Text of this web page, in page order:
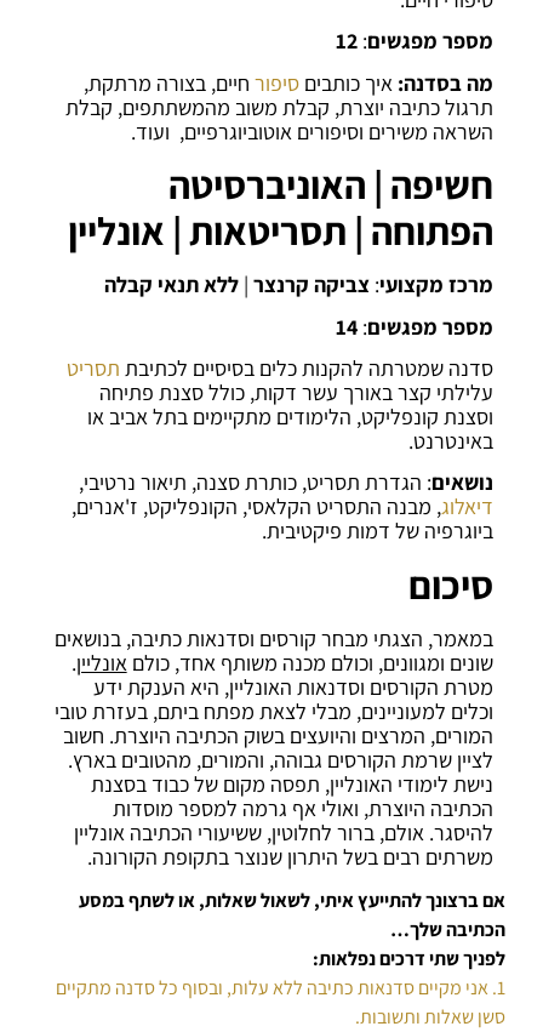
מספר מפגשים:
12
מה בסדנה:איך כותביםסיפור חיים, בצורה מרתקת,
תרגול כתיבה יוצרת, קבלת משוב מהמשתתפים, קבלת
השראה משירים וסיפורים אוטוביוגרפיים, ועוד.
חשיפה | האוניברסיטה
הפתוחה | תסריטאות | אונליין
מרכז מקצועי:צביקה קרנצר | ללא תנאי קבלה
מספר מפגשים:
14
סדנה שמטרתה להקנות כלים בסיסיים לכתיבת תסריט
עלילתי קצר באורך עשר דקות, כולל סצנת פתיחה
וסצנת קונפליקט, הלימודים מתקיימים בתל אביב או
באינטרנט.
נושאים: הגדרת תסריט, כותרת סצנה, תיאור נרטיבי,
דיאלוג, מבנה התסריט הקלאסי, הקונפליקט, ז'אנרים,
ביוגרפיה של דמות פיקטיבית.
סיכום
במאמר, הצגתי מבחר קורסים וסדנאות כתיבה, בנושאים
שונים ומגוונים, וכולם מכנה משותף אחד, כולםאונליין.
מטרת הקורסים וסדנאות האונליין, היא הענקת ידע
וכלים למעוניינים, מבלי לצאת מפתח ביתם, בעזרת טובי
המורים, המרצים והיועצים בשוק הכתיבה היוצרת. חשוב
לציין שרמת הקורסים גבוהה, והמורים, מהטובים בארץ.
נישת לימודי האונליין, תפסה מקום של כבוד בסצנת
הכתיבה היוצרת, ואולי אף גרמה למספר מוסדות
להיסגר. אולם, ברור לחלוטין, ששיעורי הכתיבה אונליין
משרתים רבים בשל היתרון שנוצר בתקופת הקורונה.
אם ברצונך להתייעץ איתי, לשאול שאלות, או לשתף במסע
הכתיבה שלך…
לפניך שתי דרכים נפלאות:
1. אני מקיים סדנאות כתיבה ללא עלות, ובסוף כל סדנה מתקיים
סשן שאלות ותשובות.